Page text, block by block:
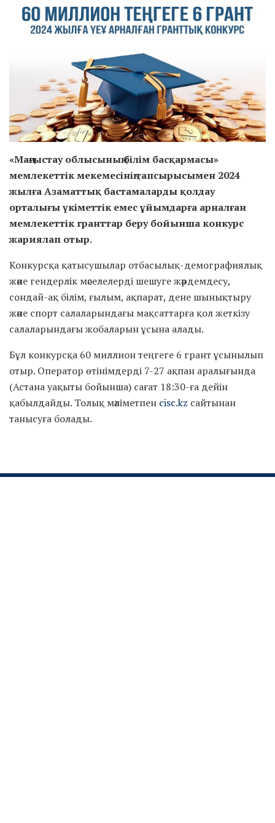
«Маңғыстау облысының білім басқармасы»
мемлекеттік мекемесінің тапсырысымен 2024
жылға Азаматтық бастамаларды қолдау
орталығы үкіметтік емес ұйымдарға арналған
мемлекеттік гранттар беру бойынша конкурс
жариялап отыр.
Конкурсқа қатысушылар отбасылық-демографиялық
және гендерлік мәселелерді шешуге жәрдемдесу,
сондай-ақ білім, ғылым, ақпарат, дене шынықтыру
және спорт салаларындағы мақсаттарға қол жеткізу
салаларындағы жобаларын ұсына алады.
Бұл конкурсқа 60 миллион теңгеге 6 грант ұсынылып
отыр. Оператор өтінімдерді 7-27 ақпан аралығында
(Астана уақыты бойынша) сағат 18:30-ға дейін
қабылдайды. Толық мәліметпен cisc.kz сайтынан
танысуға болады.